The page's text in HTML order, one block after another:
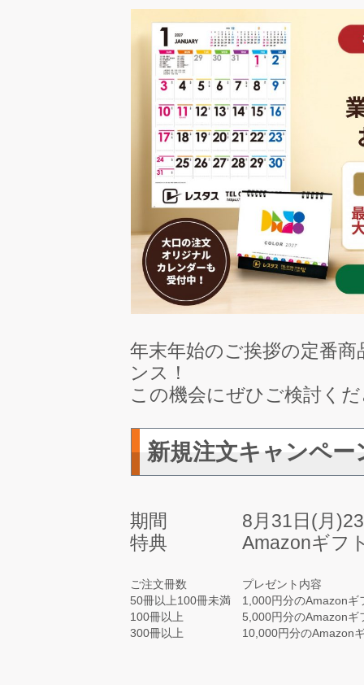
年末年始のご挨拶の定番
ンス！
この機会にぜひご検討く
新規注文キャンペー
期間 8月31日(月
特典 Amazonギフト券
ご注文冊数
プレゼント内容
50冊以上100冊未満 1,000円分のAmazonギ
100冊以上
5,000円分のAmazonギ
300冊以上
10,000円分のAmazon